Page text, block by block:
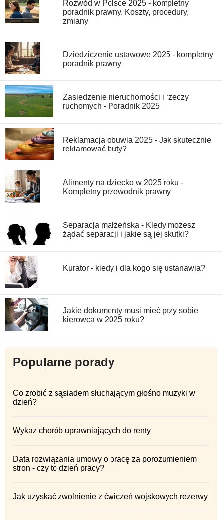
Rozwód w Polsce 2025 - kompletny
poradnik prawny. Koszty, procedury,
zmiany
Dziedziczenie ustawowe 2025 - kompletny
poradnik prawny
Zasiedzenie nieruchomości i rzeczy
ruchomych - Poradnik 2025
Reklamacja obuwia 2025 - Jak skutecznie
reklamować buty?
Alimenty na dziecko w 2025 roku -
Kompletny przewodnik prawny
Separacja małżeńska - Kiedy możesz
żądać separacji i jakie są jej skutki?
Kurator - kiedy i dla kogo się ustanawia?
Jakie dokumenty musi mieć przy sobie
kierowca w 2025 roku?
Popularne porady
Co zrobić z sąsiadem słuchającym głośno muzyki w
dzień?
Wykaz chorób uprawniających do renty
Data rozwiązania umowy o pracę za porozumieniem
stron - czy to dzień pracy?
Jak uzyskać zwolnienie z ćwiczeń wojskowych rezerwy